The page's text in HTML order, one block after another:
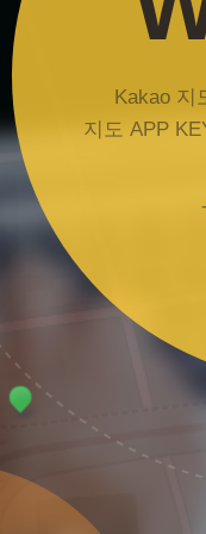
Kakao 지
지도 APP